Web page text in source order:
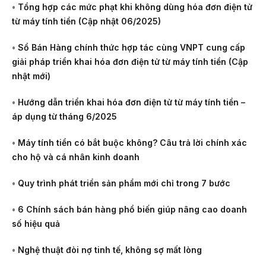
• Tổng hợp các mức phạt khi không dùng hóa đơn điện tử
từ máy tính tiền (Cập nhật 06/2025)
• Sổ Bán Hàng chính thức hợp tác cùng VNPT cung cấp
giải pháp triển khai hóa đơn điện tử từ máy tính tiền (Cập
nhật mới)
• Hướng dẫn triển khai hóa đơn điện tử từ máy tính tiền –
áp dụng từ tháng 6/2025
• Máy tính tiền có bắt buộc không? Câu trả lời chính xác
cho hộ và cá nhân kinh doanh
• Quy trình phát triển sản phẩm mới chỉ trong 7 bước
• 6 Chính sách bán hàng phổ biến giúp nâng cao doanh
số hiệu quả
• Nghệ thuật đòi nợ tinh tế, không sợ mất lòng